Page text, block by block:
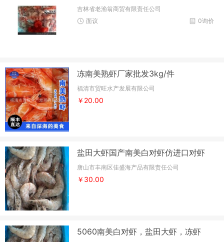
吉林省老渔翁商贸有限责任公司
0询价
面议
冻南美熟虾厂家批发3kg/件
福清市贸旺水产发展有限公司
￥20.00
盐田大虾国产南美白对虾仿进口对虾
唐山市丰南区佳盛海产品有限责任公司
￥30.00
5060南美白对虾，盐田大虾，冻虾